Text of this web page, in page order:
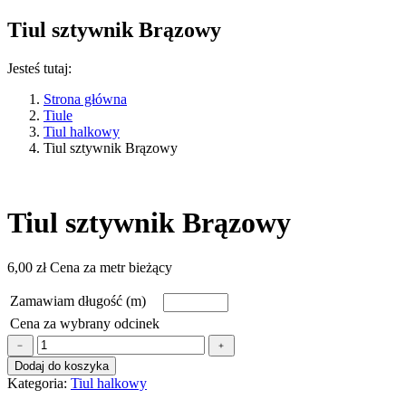
Tiul sztywnik Brązowy
Jesteś tutaj:
Strona główna
Tiule
Tiul halkowy
Tiul sztywnik Brązowy
Tiul sztywnik Brązowy
6,00 złCena za metr bieżący
Zamawiam długość (m)
Cena za wybrany odcinek
ilość
Tiul
sztywnik
Brązowy
﹣
﹢
Dodaj do koszyka
Kategoria: Tiul halkowy